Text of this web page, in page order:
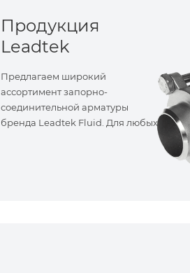
Продукция
Leadtek
Предлагаем широкий
ассортимент запорно-
соединительной арматуры
бренда Leadtek Fluid. Для любых